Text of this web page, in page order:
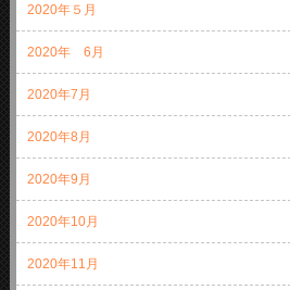
2020年５月
2020年 6月
2020年7月
2020年8月
2020年9月
2020年10月
2020年11月